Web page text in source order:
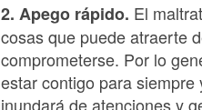
2. Apego rápido. El
cosas que puede atraerte
comprometerse. Por lo
estar contigo para
inundará de atenciones y